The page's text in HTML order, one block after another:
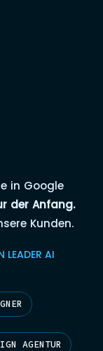
in Google
der Anfang.
Kunden.
LEADER AI
AGENTUR